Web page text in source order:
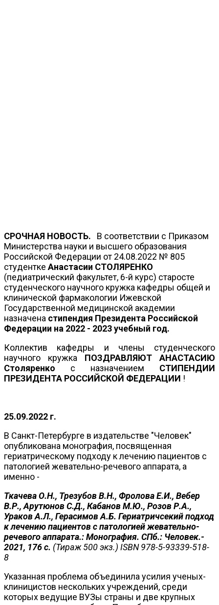
СРОЧНАЯ НОВОСТЬ. В соответствии с Приказом
Министерства науки и высшего образования
Российской Федерации от 24.08.2022 № 805
студентке Анастасии СТОЛЯРЕНКО
(педиатрический факультет, 6-й курс) старосте
студенческого научного кружка кафедры общей и
клинической фармакологии Ижевской
Государственной медицинской академии
назначена стипендия Президента Российской
Федерации на 2022 - 2023 учебный год.
Коллектив кафедры и члены студенческого
научного кружка ПОЗДРАВЛЯЮТ АНАСТАСИЮ
Столяренко с назначением СТИПЕНДИИ
ПРЕЗИДЕНТА РОССИЙСКОЙ ФЕДЕРАЦИИ !
25.09.2022 г.
В Санкт-Петербурге в издательстве "Человек"
опубликована монография, посвященная
гериатрическому подходу к лечению пациентов с
патологией жевательно-речевого аппарата, а
именно -
Ткачева О.Н., Трезубов В.Н., Фролова Е.И., Вебер
В.Р., Арутюнов С.Д., Кабанов М.Ю., Розов Р.А.,
Ураков А.Л., Герасимов А.Б. Гериатричсекий подход
к лечению пациентов с патологией жевательно-
речевого аппарата.: Монография. СПб.: Человек.-
2021, 176 с. (Тираж 500 экз.) ISBN 978-5-93339-518-
8
Указанная проблема объединила усилия ученых-
клиницистов нескольких учреждений, среди
которых ведущие ВУЗы страны и две крупных